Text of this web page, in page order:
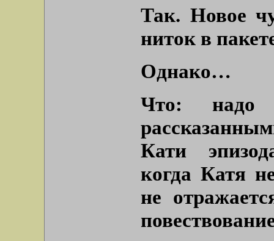
Так. Новое
ниток в
Однако…
Что: надо
Кати
когда Катя
не